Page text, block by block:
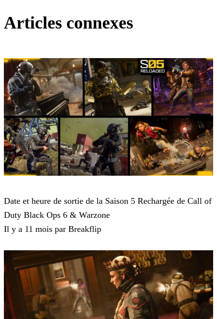
Articles connexes
Date et heure de sortie de la Saison 5 Rechargée de Call of
Duty Black Ops 6 & Warzone
Il y a 11 mois par Breakflip